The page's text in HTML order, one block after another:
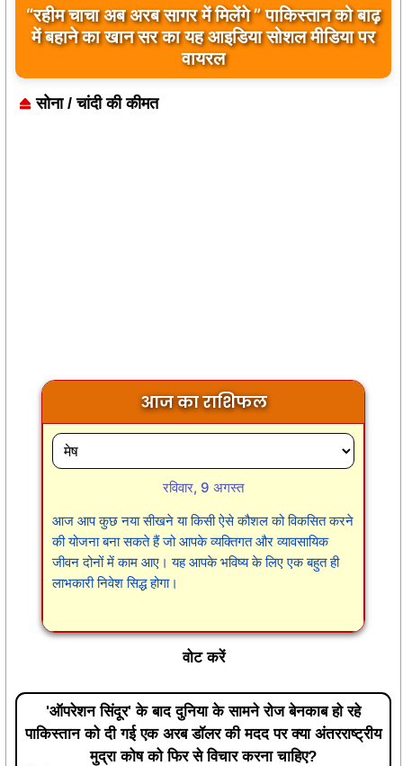
“रहीम चाचा अब अरब सागर में मिलेंगे ” पाकिस्तान को बाढ़
में बहाने का खान सर का यह आइडिया सोशल मीडिया पर
वायरल
बिलावल भुट्टो द्वारा सिंधु नदी और भारत को लेकर दिए गए
बयान पर भारत के केंद्रीय मंत्रियों की कड़ी प्रतिक्रिया
सोना / चांदी की कीमत
आज का राशिफल
रविवार, 9 अगस्त
आज आप कुछ नया सीखने या किसी ऐसे कौशल को विकसित करने
की योजना बना सकते हैं जो आपके व्यक्तिगत और व्यावसायिक
जीवन दोनों में काम आए। यह आपके भविष्य के लिए एक बहुत ही
लाभकारी निवेश सिद्ध होगा।
वोट करें
'ऑपरेशन सिंदूर' के बाद दुनिया के सामने रोज बेनकाब हो रहे
पाकिस्तान को दी गई एक अरब डॉलर की मदद पर क्या अंतरराष्ट्रीय
मुद्रा कोष को फिर से विचार करना चाहिए?